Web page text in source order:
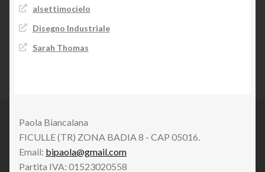
alsettimocielo
Disegno Industriale
Sarah Thomas
Paola Biancalana
FICULLE (TR) ZONA BADIA 8 - CAP 05016.
Email: bipaola@gmail.com
Partita IVA: 01523020558